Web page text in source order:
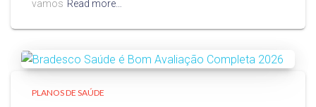
vamos Read more…
PLANOS DE SAÚDE